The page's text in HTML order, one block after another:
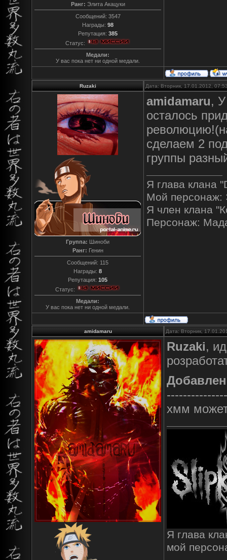
Ранг: Элита Акацуки
Сообщений: 3547
Награды: 98
Репутация: 385
Статус:
Медали:
У вас пока нет ни одной медали.
Ruzaki Дата: Вторник, 17.01.2012,
Группа: Шиноби
Ранг: Генин
Сообщений: 115
Награды: 8
Репутация: 105
Статус:
Медали:
У вас пока нет ни одной медали.
amidamaru,
осталось
сделаем 2
группы
Я глава клана
Мой персонаж:
Я член клана
Персонаж:
amidamaru Дата: Вторник,
Ruzaki,
хмм может
Я глава
мой